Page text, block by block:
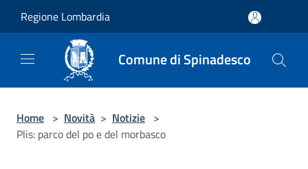
Regione Lombardia
Comune di Spinadesco
Home > Novità > Notizie >
Plis: parco del po e del morbasco